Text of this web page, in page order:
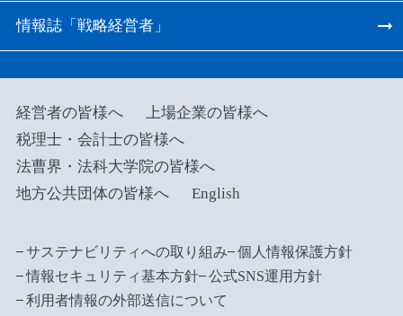
情報誌「戦略経営者」
経営者の皆様へ
上場企業の皆様へ
税理士・会計士の皆様へ
法曹界・法科大学院の皆様へ
地方公共団体の皆様へ
English
サステナビリティへの取り組み
個人情報保護方針
情報セキュリティ基本方針
公式SNS運用方針
利用者情報の外部送信について